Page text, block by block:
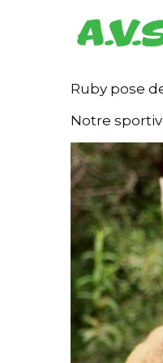
Ruby pose
Notre